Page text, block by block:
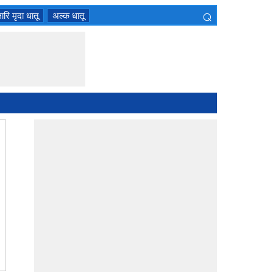
मृदा धातू अल्क धातू ⌕